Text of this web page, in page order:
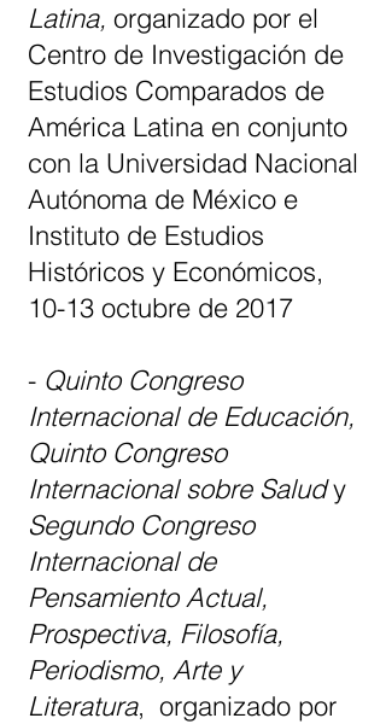
Latina, organizado por el
Centro de Investigación de
Estudios Comparados de
América Latina en conjunto
con la Universidad Nacional
Autónoma de México e
Instituto de Estudios
Históricos y Económicos,
10-13 octubre de 2017
- Quinto Congreso
Internacional de Educación,
Quinto Congreso
Internacional sobre Saludy
Segundo Congreso
Internacional de
Pensamiento Actual,
Prospectiva, Filosofía,
Periodismo, Arte y
Literatura, organizado por